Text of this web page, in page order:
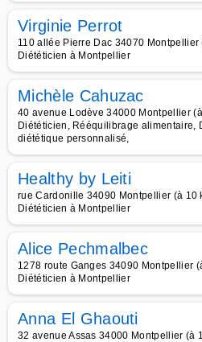
Virginie Perrot
110 allée Pierre Dac 34070
Diététicien à Montpellier
Michèle Cahuzac
40 avenue Lodève 34000 Montpellier
Diététicien, Rééquilibrage alimentaire,
diététique personnalisé,
Healthy by Leiti
rue Cardonille 34090 Montpellier (à 10
Diététicien à Montpellier
Alice Pechmalbec
1278 route Ganges 34090 Montpellier
Diététicien à Montpellier
Anna El Ghaouti
32 avenue Assas 34000 Montpellier (à